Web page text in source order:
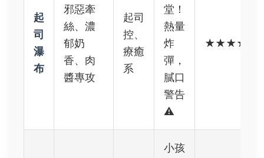
起
司
瀑
布
邪惡牽
絲、濃
郁奶
香、肉
醬專攻
起司
控、
療癒
系
堂！
熱量
炸
彈，
膩口
警告
⚠️
★★★★☆
小孩